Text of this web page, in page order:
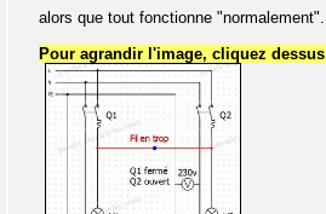
alors que tout fonctionne "normalement".
Pour agrandir l'image, cliquez